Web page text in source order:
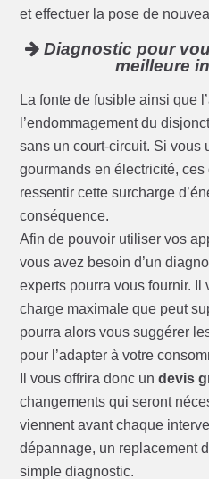
et effectuer la pose de
Diagnostic pour
meilleure
La fonte de fusible ainsi que
l’endommagement du
sans un court-circuit. Si vous
gourmands en électricité,
ressentir cette surcharge
conséquence.
Afin de pouvoir utiliser vos
vous avez besoin d’un
experts pourra vous fournir.
charge maximale que peut
pourra alors vous suggérer
pour l’adapter à votre
Il vous offrira donc undevis
changements qui seront
viennent avant chaque
dépannage, un replacement
simple diagnostic.